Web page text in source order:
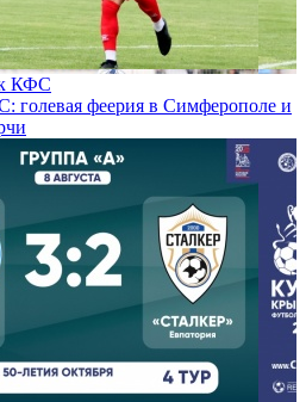
КФС
голевая феерия в Симферополе и